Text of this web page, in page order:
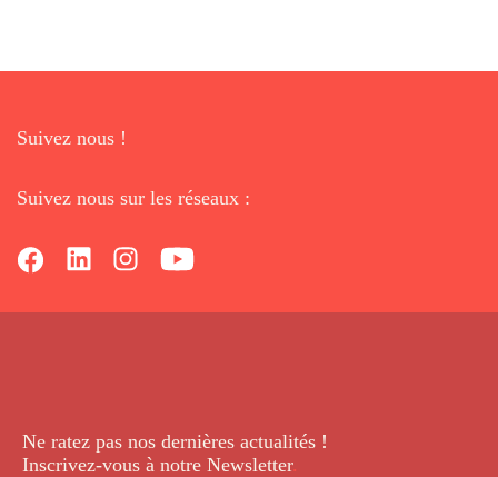
Suivez nous !
Suivez nous sur les réseaux :
Ne ratez pas nos dernières actualités !
Inscrivez-vous à notre Newsletter.